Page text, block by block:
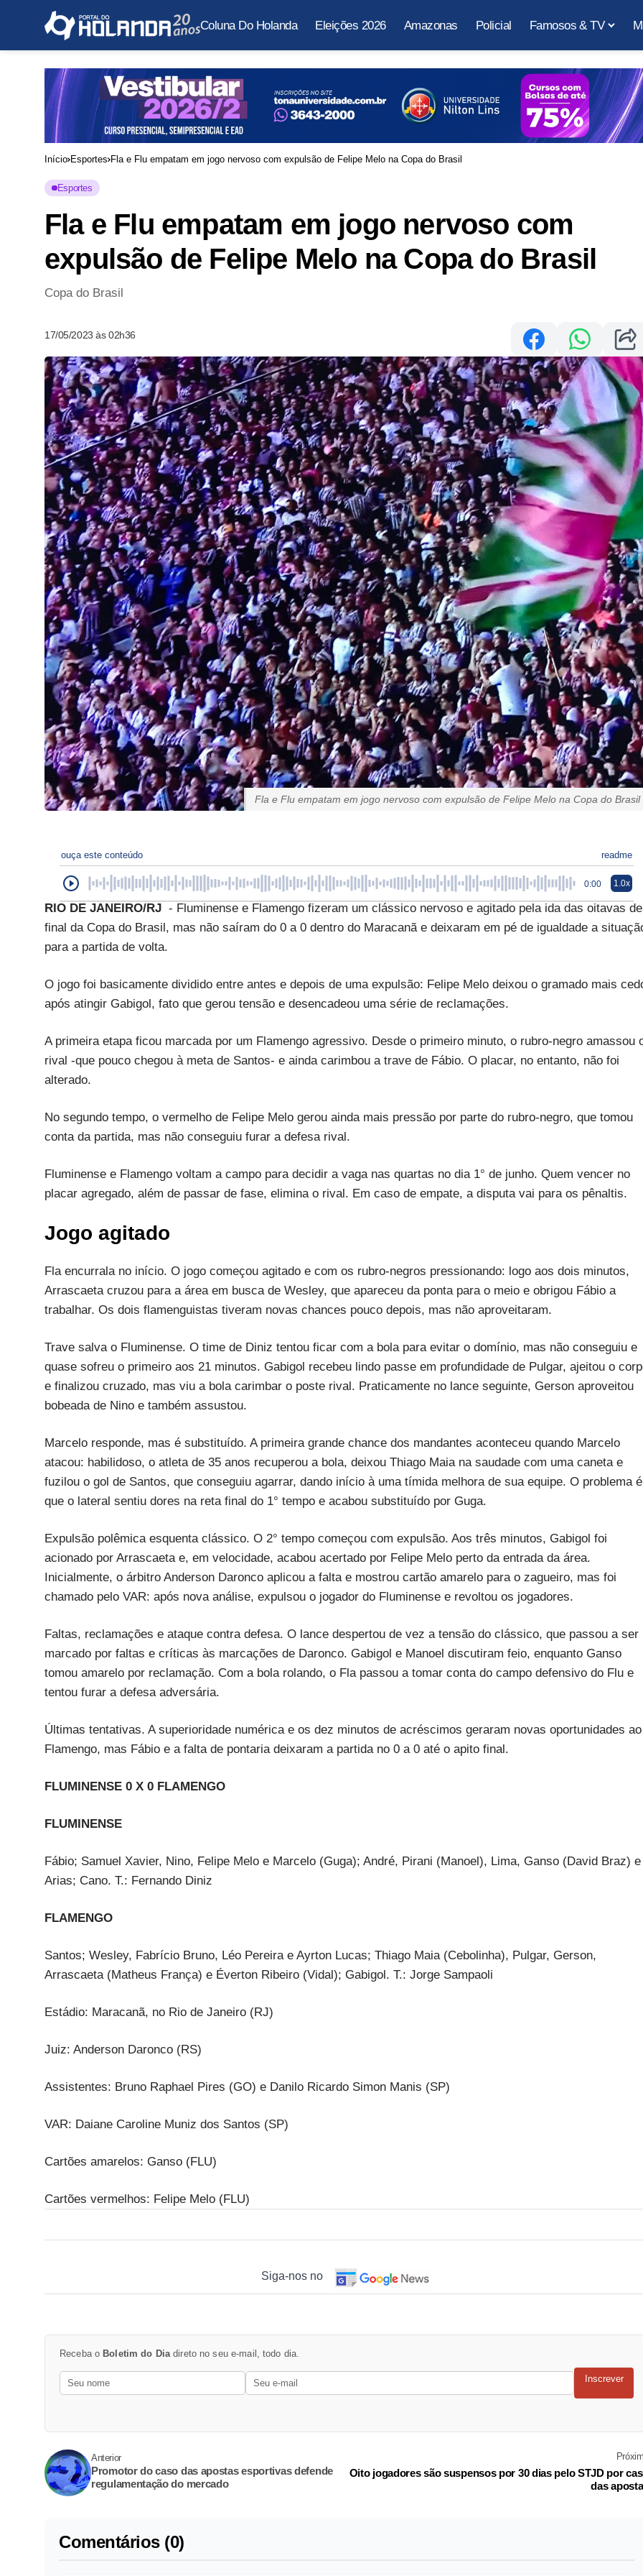
Coluna Do Holanda Eleições 2026 Amazonas Policial Famosos & TV
Início Esportes Fla e Flu empatam em jogo nervoso com expulsão de Felipe Melo na Copa do Brasil
Esportes
Fla e Flu empatam em jogo nervoso com
expulsão de Felipe Melo na Copa do Brasil
Copa do Brasil
17/05/2023 às 02h36
Fla e Flu empatam em jogo nervoso com expulsão de Felipe Melo na Copa do Brasil
ouça este conteúdo readme
0:00 1.0x
RIO DE JANEIRO/RJ - Fluminense e Flamengo fizeram um clássico nervoso e agitado pela ida das oitavas de
final da Copa do Brasil, mas não saíram do 0 a 0 dentro do Maracanã e deixaram em pé de igualdade a
para a partida de volta.
O jogo foi basicamente dividido entre antes e depois de uma expulsão: Felipe Melo deixou o gramado mais
após atingir Gabigol, fato que gerou tensão e desencadeou uma série de reclamações.
A primeira etapa ficou marcada por um Flamengo agressivo. Desde o primeiro minuto, o rubro-negro amassou
rival -que pouco chegou à meta de Santos- e ainda carimbou a trave de Fábio. O placar, no entanto, não foi
alterado.
No segundo tempo, o vermelho de Felipe Melo gerou ainda mais pressão por parte do rubro-negro, que tomou
conta da partida, mas não conseguiu furar a defesa rival.
Fluminense e Flamengo voltam a campo para decidir a vaga nas quartas no dia 1° de junho. Quem vencer no
placar agregado, além de passar de fase, elimina o rival. Em caso de empate, a disputa vai para os pênaltis.
Jogo agitado
Fla encurrala no início. O jogo começou agitado e com os rubro-negros pressionando: logo aos dois minutos,
Arrascaeta cruzou para a área em busca de Wesley, que apareceu da ponta para o meio e obrigou Fábio a
trabalhar. Os dois flamenguistas tiveram novas chances pouco depois, mas não aproveitaram.
Trave salva o Fluminense. O time de Diniz tentou ficar com a bola para evitar o domínio, mas não conseguiu e
quase sofreu o primeiro aos 21 minutos. Gabigol recebeu lindo passe em profundidade de Pulgar, ajeitou o
e finalizou cruzado, mas viu a bola carimbar o poste rival. Praticamente no lance seguinte, Gerson aproveitou
bobeada de Nino e também assustou.
Marcelo responde, mas é substituído. A primeira grande chance dos mandantes aconteceu quando Marcelo
atacou: habilidoso, o atleta de 35 anos recuperou a bola, deixou Thiago Maia na saudade com uma caneta e
fuzilou o gol de Santos, que conseguiu agarrar, dando início à uma tímida melhora de sua equipe. O problema é
que o lateral sentiu dores na reta final do 1° tempo e acabou substituído por Guga.
Expulsão polêmica esquenta clássico. O 2° tempo começou com expulsão. Aos três minutos, Gabigol foi
acionado por Arrascaeta e, em velocidade, acabou acertado por Felipe Melo perto da entrada da área.
Inicialmente, o árbitro Anderson Daronco aplicou a falta e mostrou cartão amarelo para o zagueiro, mas foi
chamado pelo VAR: após nova análise, expulsou o jogador do Fluminense e revoltou os jogadores.
Faltas, reclamações e ataque contra defesa. O lance despertou de vez a tensão do clássico, que passou a ser
marcado por faltas e críticas às marcações de Daronco. Gabigol e Manoel discutiram feio, enquanto Ganso
tomou amarelo por reclamação. Com a bola rolando, o Fla passou a tomar conta do campo defensivo do Flu e
tentou furar a defesa adversária.
Últimas tentativas. A superioridade numérica e os dez minutos de acréscimos geraram novas oportunidades ao
Flamengo, mas Fábio e a falta de pontaria deixaram a partida no 0 a 0 até o apito final.
FLUMINENSE 0 X 0 FLAMENGO
FLUMINENSE
Fábio; Samuel Xavier, Nino, Felipe Melo e Marcelo (Guga); André, Pirani (Manoel), Lima, Ganso (David Braz) e
Arias; Cano. T.: Fernando Diniz
FLAMENGO
Santos; Wesley, Fabrício Bruno, Léo Pereira e Ayrton Lucas; Thiago Maia (Cebolinha), Pulgar, Gerson,
Arrascaeta (Matheus França) e Éverton Ribeiro (Vidal); Gabigol. T.: Jorge Sampaoli
Estádio: Maracanã, no Rio de Janeiro (RJ)
Juiz: Anderson Daronco (RS)
Assistentes: Bruno Raphael Pires (GO) e Danilo Ricardo Simon Manis (SP)
VAR: Daiane Caroline Muniz dos Santos (SP)
Cartões amarelos: Ganso (FLU)
Cartões vermelhos: Felipe Melo (FLU)
Siga-nos no
Receba o Boletim do Diadireto no seu e-mail, todo dia.
Inscrever
Anterior
Promotor do caso das apostas esportivas defende
regulamentação do mercado
Oito jogadores são suspensos por 30 dias pelo STJD por
das
Comentários (0)